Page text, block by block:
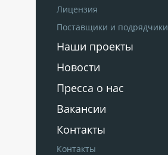
Лицензия
Поставщики и подрядчики
Наши проекты
Новости
Пресса о нас
Вакансии
Контакты
Контакты